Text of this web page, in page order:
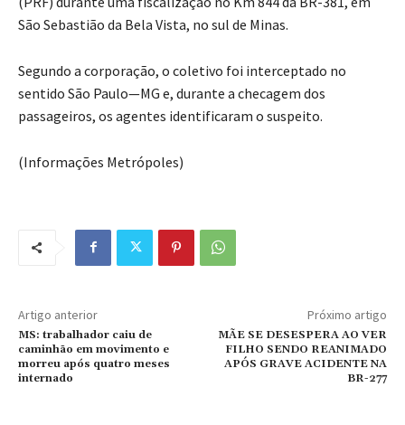
São Sebastião da Bela Vista, no sul de Minas.
Segundo a corporação, o coletivo foi interceptado no
sentido São Paulo—MG e, durante a checagem dos
passageiros, os agentes identificaram o suspeito.
(Informações Metrópoles)
Artigo anterior
MS: trabalhador caiu de
caminhão em movimento e
morreu após quatro meses
internado
Próximo artigo
MÃE SE DESESPERA AO VER
FILHO SENDO REANIMADO
APÓS GRAVE ACIDENTE NA
BR-277